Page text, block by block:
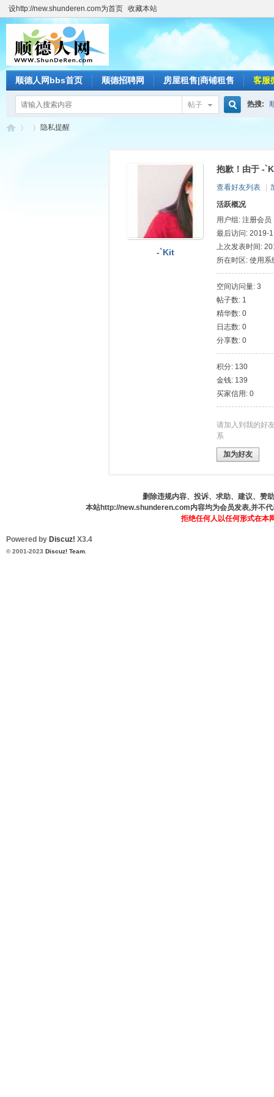
设http://new.shunderen.com为首页 收藏本站
顺德人网bbs首页 顺德招聘网 房屋租售|商铺租售 客服
帖子
索
热搜:
网
隐私提醒
-`Kit
抱歉！由于 -
查看好友列表
活跃概况
用户组: 注册会员
最后访问: 2019-
上次发表时间:
所在时区: 使用系
空间访问量: 3
帖子数: 1
精华数: 0
日志数: 0
分享数: 0
积分: 130
金钱: 139
买家信用: 0
请加入到我的好
系
加为好友
删除违规内容、投诉、求助、建议、赞
本站http://new.shunderen.com内容均为会员发表,并不
拒绝任何人以任何形式在本
Powered by Discuz! X3.4
© 2001-2023 Discuz! Team